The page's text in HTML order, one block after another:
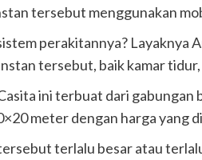
tersebut menggunakan
perakitannya? Layaknya
tersebut, baik kamar
ini terbuat dari gabungan
meter dengan harga yang
terlalu besar atau